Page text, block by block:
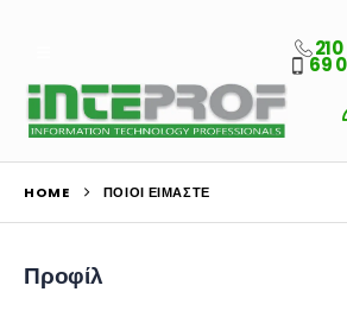
69
HOME ΠΟΙΟΙ ΕΊΜΑΣΤΕ
Προφίλ